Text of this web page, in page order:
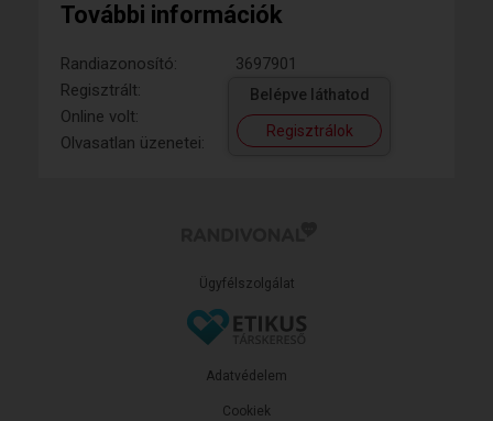
További információk
Randiazonosító:
3697901
Regisztrált:
Online volt:
Olvasatlan üzenetei:
Belépve láthatod
Regisztrálok
Ügyfélszolgálat
Adatvédelem
Cookiek